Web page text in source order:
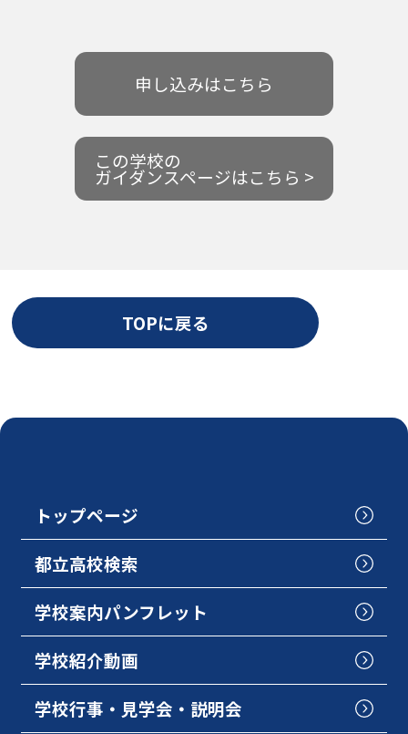
申し込みはこちら
この学校の
ガイダンスページはこちら >
TOPに戻る
トップページ
都立高校検索
学校案内パンフレット
学校紹介動画
学校行事・見学会・説明会